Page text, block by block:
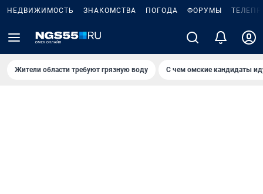
НЕДВИЖИМОСТЬ ЗНАКОМСТВА ПОГОДА ФОРУМЫ
Жители области требуют грязную воду С чем омские кандидаты